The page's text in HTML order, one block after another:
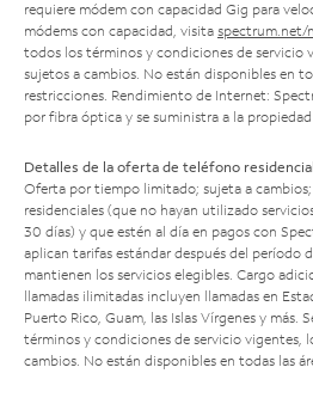
requiere módem con capacidad Gig para
módems con capacidad, visita spectrum.net/
todos los términos y condiciones de servicio
sujetos a cambios. No están disponibles en
restricciones. Rendimiento de Internet:
por fibra óptica y se suministra a la
Detalles de la oferta de teléfono residencial
Oferta por tiempo limitado; sujeta a
residenciales (que no hayan utilizado
30 días) y que estén al día en pagos con
aplican tarifas estándar después del período
mantienen los servicios elegibles. Cargo
llamadas ilimitadas incluyen llamadas en
Puerto Rico, Guam, las Islas Vírgenes y más.
términos y condiciones de servicio vigentes,
cambios. No están disponibles en todas las